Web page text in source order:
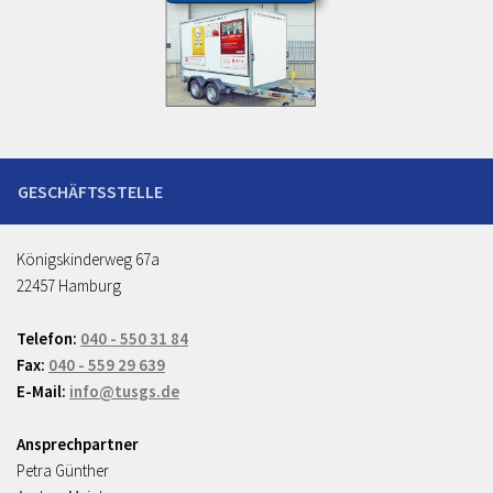
Königskinderweg 67a
22457 Hamburg
Telefon: 040 - 550 31 84
Fax: 040 - 559 29 639
E-Mail: info@tusgs.de
Ansprechpartner
Petra Günther